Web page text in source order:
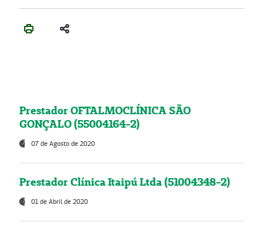
Prestador OFTALMOCLÍNICA SÃO
GONÇALO (55004164-2)
07 de Agosto de 2020
Prestador Clínica Itaipú Ltda (51004348-2)
01 de Abril de 2020